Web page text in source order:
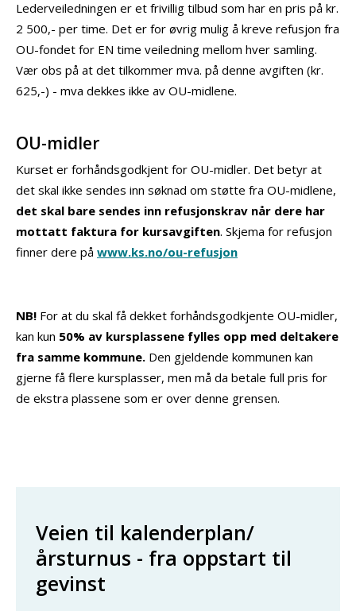
Lederveiledningen er et frivillig tilbud som har en pris på kr.
2 500,- per time. Det er for øvrig mulig å kreve refusjon fra
OU-fondet for EN time veiledning mellom hver samling.
Vær obs på at det tilkommer mva. på denne avgiften (kr.
625,-) - mva dekkes ikke av OU-midlene.
OU-midler
Kurset er forhåndsgodkjent for OU-midler. Det betyr at
det skal ikke sendes inn søknad om støtte fra OU-midlene,
det skal bare sendes inn refusjonskrav når dere har
mottatt faktura for kursavgiften. Skjema for refusjon
finner dere på www.ks.no/ou-refusjon
NB! For at du skal få dekket forhåndsgodkjente OU-midler,
kan kun 50% av kursplassene fylles opp med deltakere
fra samme kommune. Den gjeldende kommunen kan
gjerne få flere kursplasser, men må da betale full pris for
de ekstra plassene som er over denne grensen.
Veien til kalenderplan/
årsturnus - fra oppstart til
gevinst